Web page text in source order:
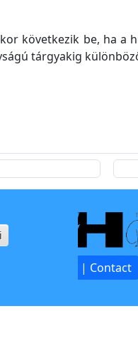
következik be, ha a
tárgyakig
Kapcsolat | Contact